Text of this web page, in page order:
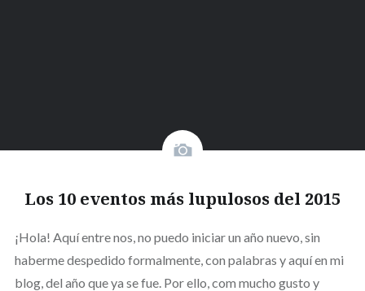
Los 10 eventos más lupulosos del 2015
¡Hola! Aquí entre nos, no puedo iniciar un año nuevo, sin
haberme despedido formalmente, con palabras y aquí en mi
blog, del año que ya se fue. Por ello, com mucho gusto y